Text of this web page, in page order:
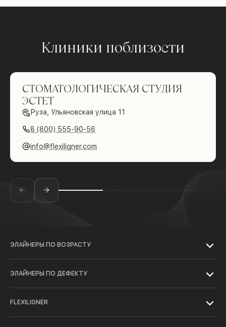
Клиники поблизости
СТОМАТОЛОГИЧЕСКАЯ СТУДИЯ
ЭСТЕТ
Руза, Ульяновская улица 11
8 (800) 555-90-56
info@flexiligner.com
ЭЛАЙНЕРЫ ПО ВОЗРАСТУ
ЭЛАЙНЕРЫ ПО ДЕФЕКТУ
FLEXILIGNER